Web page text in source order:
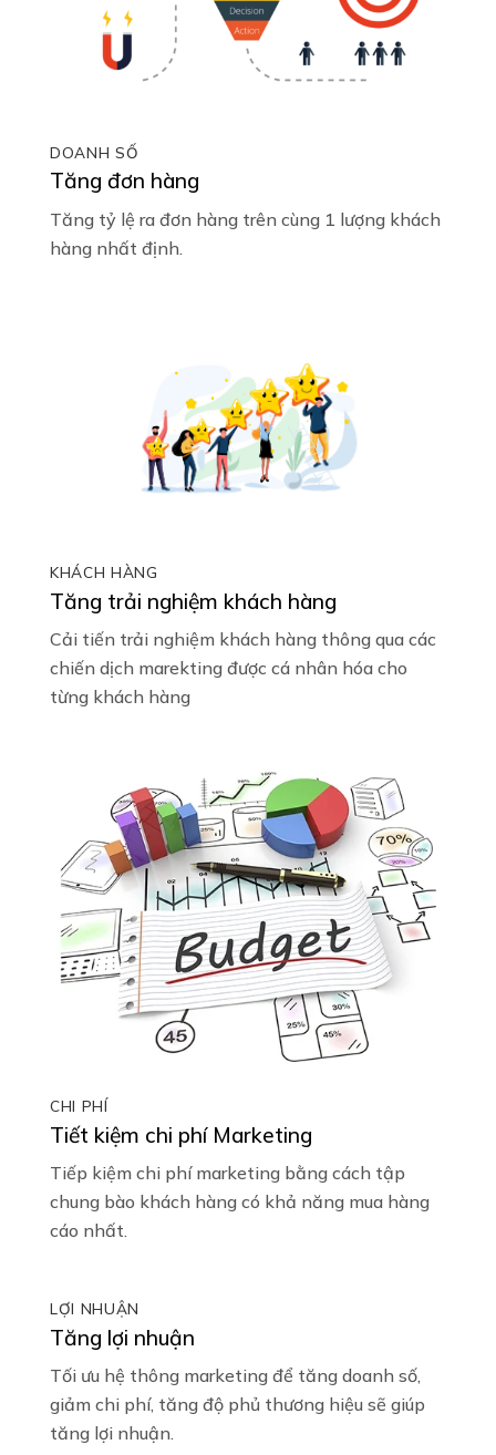
DOANH SỐ
Tăng đơn hàng
Tăng tỷ lệ ra đơn hàng trên cùng 1 lượng khách
hàng nhất định.
KHÁCH HÀNG
Tăng trải nghiệm khách hàng
Cải tiến trải nghiệm khách hàng thông qua các
chiến dịch marekting được cá nhân hóa cho
từng khách hàng
CHI PHÍ
Tiết kiệm chi phí Marketing
Tiếp kiệm chi phí marketing bằng cách tập
chung bào khách hàng có khả năng mua hàng
cáo nhất.
LỢI NHUẬN
Tăng lợi nhuận
Tối ưu hệ thông marketing để tăng doanh số,
giảm chi phí, tăng độ phủ thương hiệu sẽ giúp
tăng lợi nhuận.